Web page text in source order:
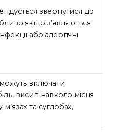
звернутися до
якщо з’являються
або алергічні
включати
висип навколо місця
м’язах та суглобах,